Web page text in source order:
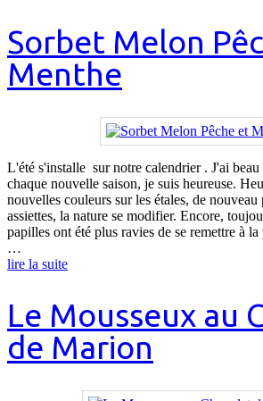
Sorbet Melon
Menthe
L'été s'installe sur notre calendrier . J'ai
chaque nouvelle saison, je suis heureuse.
nouvelles couleurs sur les étales, de nouveau
assiettes, la nature se modifier. Encore,
papilles ont été plus ravies de se remettre à
…
lire la suite
Le Mousseux au
de Marion